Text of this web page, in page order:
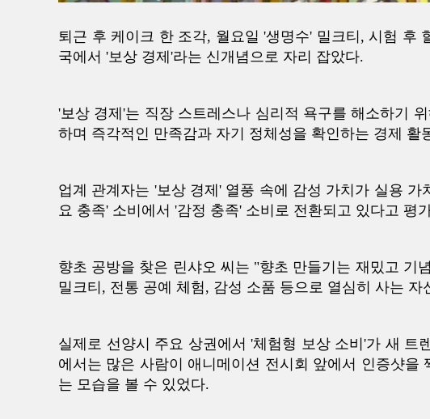
퇴근 후 케이크 한 조각, 월요일 '생명수' 밀크티, 시험 후
국에서 '보상 경제'라는 신개념으로 자리 잡았다.
'보상 경제'는 직장 스트레스나 심리적 욕구를 해소하기
하며 즉각적인 만족감과 자기 정체성을 확인하는 경제 활
업계 관계자는 '보상 경제' 열풍 속에 감성 가치가 실용
요 충족' 소비에서 '감정 충족' 소비로 전환되고 있다고 평
향초 공방을 찾은 린샤오 씨는 "향초 만들기는 재밌고 기
밀크티, 전통 공예 체험, 감성 소품 등으로 열심히 사는
실제로 선양시 주요 상권에서 '체험형 보상 소비'가 새 트
에서는 많은 사람이 애니메이션 전시회 앞에서 인증샷
는 모습을 볼 수 있었다.